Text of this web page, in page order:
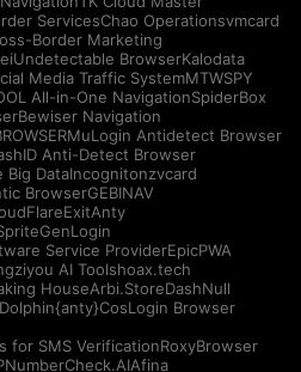
ServicesChao Operationsvmcard
Border Marketing
Undetectable BrowserKalodata
Media Traffic SystemMTWSPY
All-in-One NavigationSpiderBox
Bewiser Navigation
MuLogin Antidetect Browser
Anti-Detect Browser
Big DataIncognitonzvcard
BrowserGEBINAV
ExitAnty
GenLogin
Service ProviderEpicPWA
AI Toolshoax.tech
HouseArbi.StoreDashNull
Dolphin{anty}CosLogin Browser
for SMS VerificationRoxyBrowser
NumberCheck.AIAfina